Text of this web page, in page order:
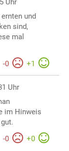
Uhr
und
sind,
mal
-0 +1
Uhr
im Hinweis
-0 +0